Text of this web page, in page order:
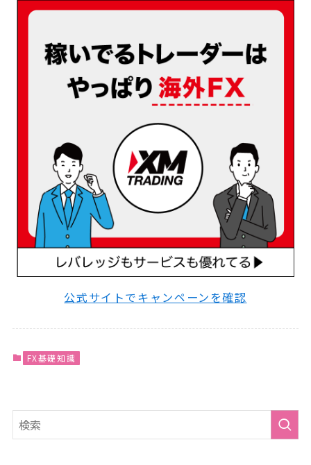
公式サイトでキャンペーンを確認
FX基礎知識